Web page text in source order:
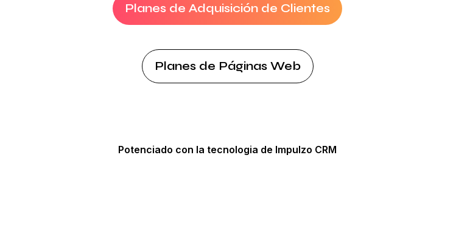
Planes de Adquisición de Clientes
Planes de Páginas Web
Potenciado con la tecnologia de Impulzo CRM